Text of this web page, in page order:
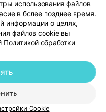
данных
| 220012, Республика Беларусь,
+375 291212755
использования файлов
в более позднее время.
информации о целях,
файлов cookie вы
Политикой обработки
Cookie